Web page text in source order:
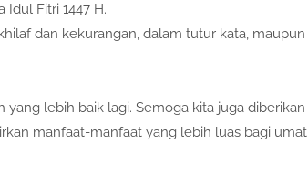
Idul Fitri 1447 H.
dan kekurangan, dalam tutur kata, maupun
lebih baik lagi. Semoga kita juga diberikan
manfaat-manfaat yang lebih luas bagi umat